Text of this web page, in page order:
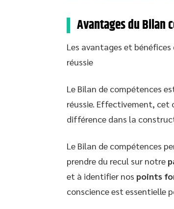
Avantages du Bilan
Les avantages et
réussie
Le Bilan de compétences
réussie. Effectivement,
différence dans la
Le Bilan de compétences
prendre du recul sur notre
et à identifier nos points
conscience est essentielle